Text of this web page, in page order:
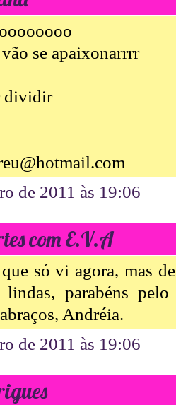
se apaixonarrrr
dividir
de 2011 às 19:06
com E.V.A
só vi agora, mas
lindas, parabéns
Andréia.
de 2011 às 19:06